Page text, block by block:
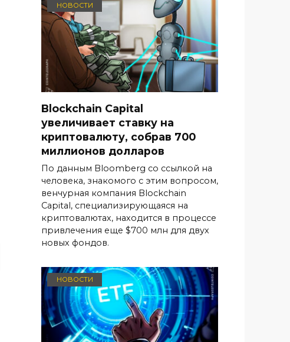
НОВОСТИ
Blockchain Capital
увеличивает ставку на
криптовалюту, собрав 700
миллионов долларов
По данным Bloomberg со ссылкой на
человека, знакомого с этим вопросом,
венчурная компания Blockchain
Capital, специализирующаяся на
криптовалютах, находится в процессе
привлечения еще $700 млн для двух
новых фондов.
НОВОСТИ